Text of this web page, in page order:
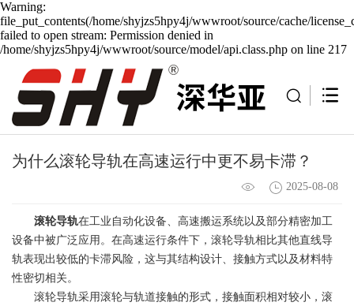
Warning:
file_put_contents(/home/shyjzs5hpy4j/wwwroot/source/cache/
failed to open stream: Permission denied in
/home/shyjzs5hpy4j/wwwroot/source/model/api.class.php on line 217
为什么滚轮导轨在高速运行中更不易卡滞？
2025-08-08
滚轮导轨在工业自动化设备、高速搬运系统以及部分精密加工
设备中被广泛应用。在高速运行条件下，滚轮导轨相比其他直线导
轨表现出较低的卡滞风险，这与其结构设计、接触方式以及材料特
性密切相关。
滚轮导轨采用滚轮与轨道接触的形式，接触面积相对较小，滚